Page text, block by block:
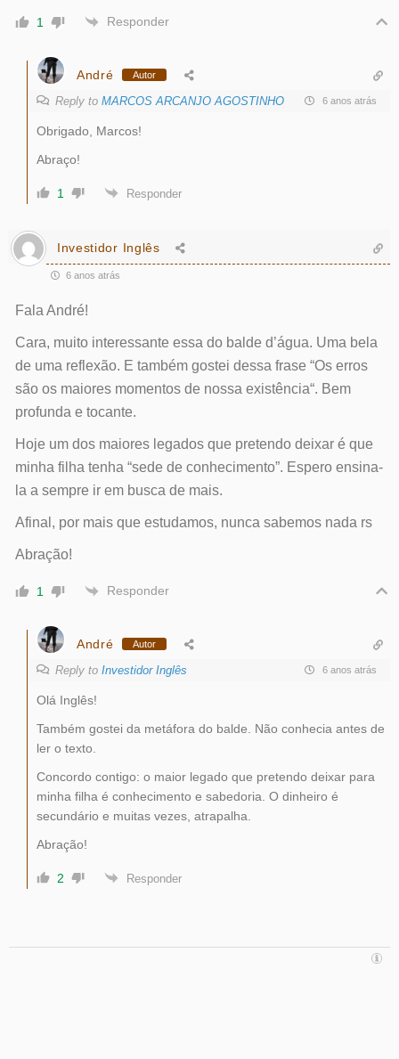
1 Responder
André Autor
Reply to MARCOS ARCANJO AGOSTINHO 6 anos atrás
Obrigado, Marcos!
Abraço!
1 Responder
Investidor Inglês
6 anos atrás
Fala André!
Cara, muito interessante essa do balde d’água. Uma bela
de uma reflexão. E também gostei dessa frase “Os erros
são os maiores momentos de nossa existência“. Bem
profunda e tocante.
Hoje um dos maiores legados que pretendo deixar é que
minha filha tenha “sede de conhecimento”. Espero ensina-
la a sempre ir em busca de mais.
Afinal, por mais que estudamos, nunca sabemos nada rs
Abração!
1 Responder
André Autor
Reply to Investidor Inglês 6 anos atrás
Olá Inglês!
Também gostei da metáfora do balde. Não conhecia antes de
ler o texto.
Concordo contigo: o maior legado que pretendo deixar para
minha filha é conhecimento e sabedoria. O dinheiro é
secundário e muitas vezes, atrapalha.
Abração!
2 Responder